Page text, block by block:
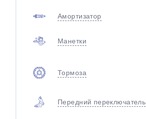
Амортизатор
Манетки
Тормоза
Передний переключатель